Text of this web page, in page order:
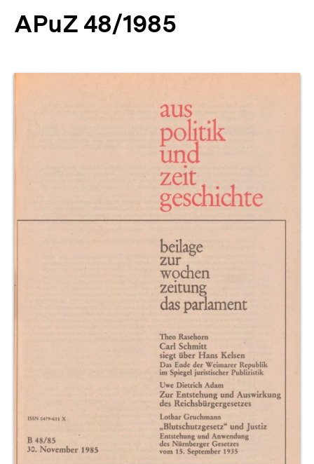
APuZ 48/1985